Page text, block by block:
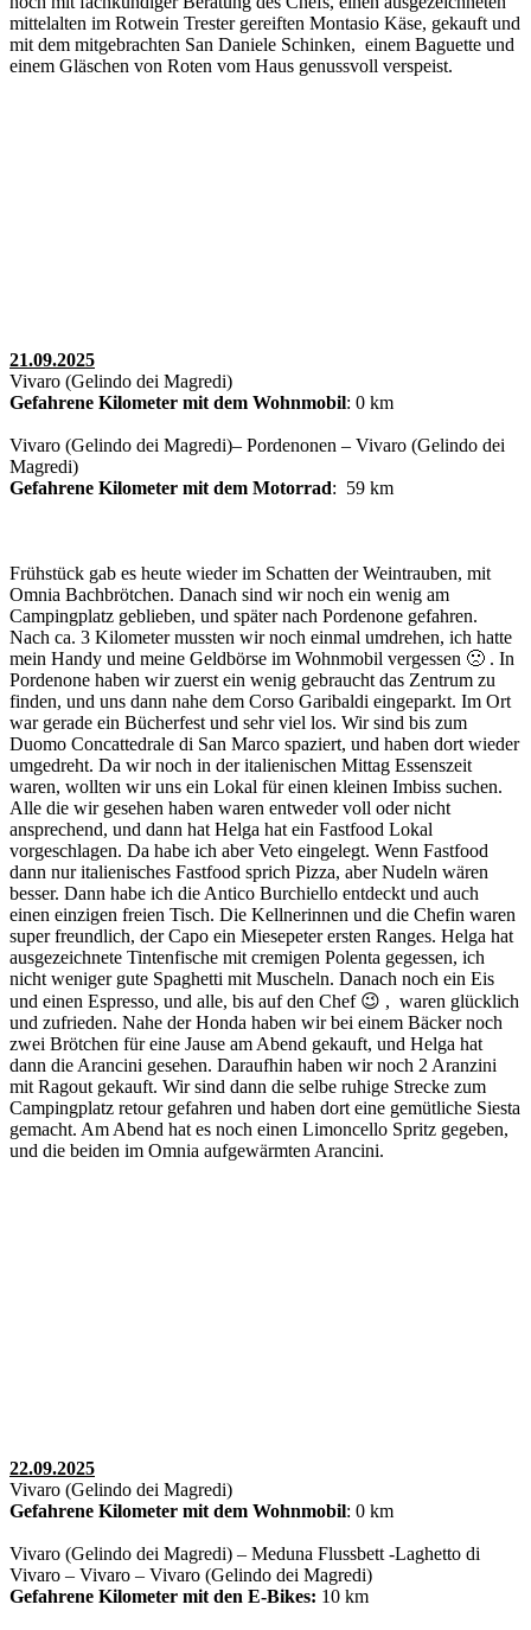
mittelalten im Rotwein Trester gereiften Montasio Käse, gekauft und
mit dem mitgebrachten San Daniele Schinken, einem Baguette und
einem Gläschen von Roten vom Haus genussvoll verspeist.
21.09.2025
Vivaro (Gelindo dei Magredi)
Gefahrene Kilometer mit dem Wohnmobil: 0 km
Vivaro (Gelindo dei Magredi)– Pordenonen – Vivaro (Gelindo dei
Magredi)
Gefahrene Kilometer mit dem Motorrad: 59 km
Frühstück gab es heute wieder im Schatten der Weintrauben, mit
Omnia Bachbrötchen. Danach sind wir noch ein wenig am
Campingplatz geblieben, und später nach Pordenone gefahren.
Nach ca. 3 Kilometer mussten wir noch einmal umdrehen, ich hatte
mein Handy und meine Geldbörse im Wohnmobil vergessen 🙁 . In
Pordenone haben wir zuerst ein wenig gebraucht das Zentrum zu
finden, und uns dann nahe dem Corso Garibaldi eingeparkt. Im Ort
war gerade ein Bücherfest und sehr viel los. Wir sind bis zum
Duomo Concattedrale di San Marco spaziert, und haben dort wieder
umgedreht. Da wir noch in der italienischen Mittag Essenszeit
waren, wollten wir uns ein Lokal für einen kleinen Imbiss suchen.
Alle die wir gesehen haben waren entweder voll oder nicht
ansprechend, und dann hat Helga hat ein Fastfood Lokal
vorgeschlagen. Da habe ich aber Veto eingelegt. Wenn Fastfood
dann nur italienisches Fastfood sprich Pizza, aber Nudeln wären
besser. Dann habe ich die Antico Burchiello entdeckt und auch
einen einzigen freien Tisch. Die Kellnerinnen und die Chefin waren
super freundlich, der Capo ein Miesepeter ersten Ranges. Helga hat
ausgezeichnete Tintenfische mit cremigen Polenta gegessen, ich
nicht weniger gute Spaghetti mit Muscheln. Danach noch ein Eis
und einen Espresso, und alle, bis auf den Chef 😉 , waren glücklich
und zufrieden. Nahe der Honda haben wir bei einem Bäcker noch
zwei Brötchen für eine Jause am Abend gekauft, und Helga hat
dann die Arancini gesehen. Daraufhin haben wir noch 2 Aranzini
mit Ragout gekauft. Wir sind dann die selbe ruhige Strecke zum
Campingplatz retour gefahren und haben dort eine gemütliche Siesta
gemacht. Am Abend hat es noch einen Limoncello Spritz gegeben,
und die beiden im Omnia aufgewärmten Arancini.
22.09.2025
Vivaro (Gelindo dei Magredi)
Gefahrene Kilometer mit dem Wohnmobil: 0 km
Vivaro (Gelindo dei Magredi) – Meduna Flussbett -Laghetto di
Vivaro – Vivaro – Vivaro (Gelindo dei Magredi)
Gefahrene Kilometer mit den E-Bikes: 10 km